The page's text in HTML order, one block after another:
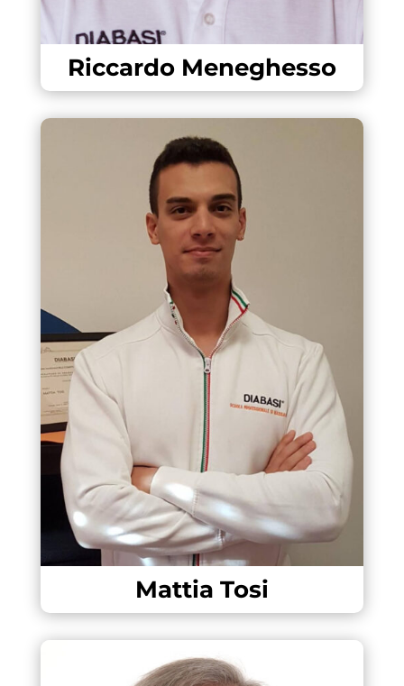
Riccardo Meneghesso
Mattia Tosi